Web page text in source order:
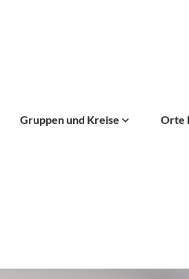
Gruppen und Kreise Orte